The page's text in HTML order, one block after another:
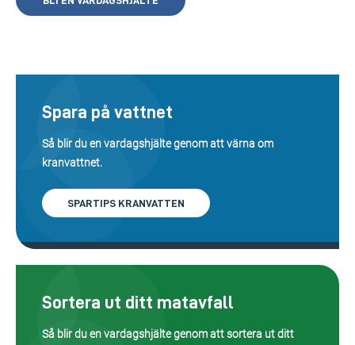
Spara på vattnet
Så blir du en vardagshjälte genom att värna om
kranvattnet.
SPARTIPS KRANVATTEN
Sortera ut ditt matavfall
Så blir du en vardagshjälte genom att sortera ut ditt